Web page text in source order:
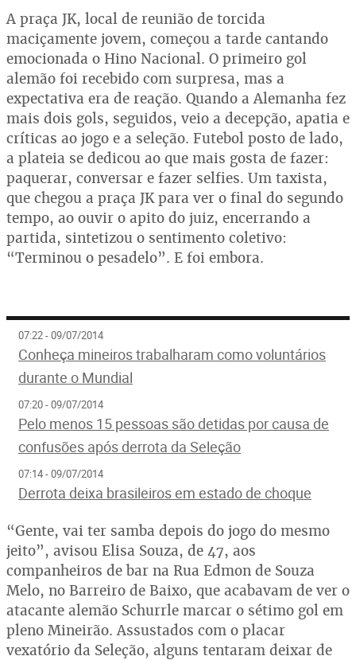
A praça JK, local de reunião de torcida
maciçamente jovem, começou a tarde cantando
emocionada o Hino Nacional. O primeiro gol
alemão foi recebido com surpresa, mas a
expectativa era de reação. Quando a Alemanha fez
mais dois gols, seguidos, veio a decepção, apatia e
críticas ao jogo e a seleção. Futebol posto de lado,
a plateia se dedicou ao que mais gosta de fazer:
paquerar, conversar e fazer selfies. Um taxista,
que chegou a praça JK para ver o final do segundo
tempo, ao ouvir o apito do juiz, encerrando a
partida, sintetizou o sentimento coletivo:
“Terminou o pesadelo”. E foi embora.
07:22 - 09/07/2014
Conheça mineiros trabalharam como voluntários
durante o Mundial
07:20 - 09/07/2014
Pelo menos 15 pessoas são detidas por causa de
confusões após derrota da Seleção
07:14 - 09/07/2014
Derrota deixa brasileiros em estado de choque
“Gente, vai ter samba depois do jogo do mesmo
jeito”, avisou Elisa Souza, de 47, aos
companheiros de bar na Rua Edmon de Souza
Melo, no Barreiro de Baixo, que acabavam de ver o
atacante alemão Schurrle marcar o sétimo gol em
pleno Mineirão. Assustados com o placar
vexatório da Seleção, alguns tentaram deixar de